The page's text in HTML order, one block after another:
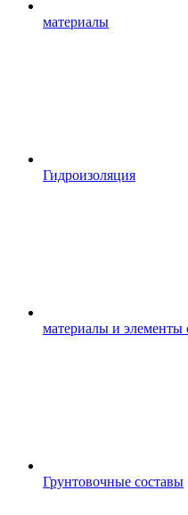
материалы
Гидроизоляция
материалы и
Грунтовочные составы